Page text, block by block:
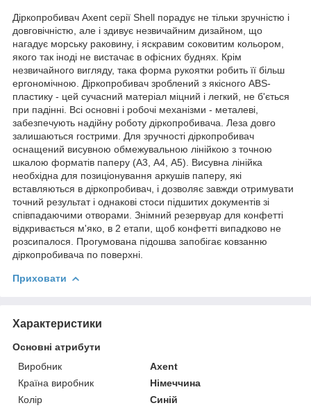
Діркопробивач Axent серії Shell порадує не тільки зручністю і
довговічністю, але і здивує незвичайним дизайном, що
нагадує морську раковину, і яскравим соковитим кольором,
якого так іноді не вистачає в офісних буднях. Крім
незвичайного вигляду, така форма рукоятки робить її більш
ергономічною. Діркопробивач зроблений з якісного ABS-
пластику - цей сучасний матеріал міцний і легкий, не б'ється
при падінні. Всі основні і робочі механізми - металеві,
забезпечують надійну роботу діркопробивача. Леза довго
залишаються гострими. Для зручності діркопробивач
оснащений висувною обмежувальною лінійкою з точною
шкалою форматів паперу (А3, А4, А5). Висувна лінійка
необхідна для позиціонування аркушів паперу, які
вставляються в діркопробивач, і дозволяє завжди отримувати
точний результат і однакові стоси підшитих документів зі
співпадаючими отворами. Знімний резервуар для конфетті
відкривається м'яко, в 2 етапи, щоб конфетті випадково не
розсипалося. Прогумована підошва запобігає ковзанню
діркопробивача по поверхні.
Приховати
Характеристики
Основні атрибути
Виробник
Axent
Країна виробник
Німеччина
Колір
Синій